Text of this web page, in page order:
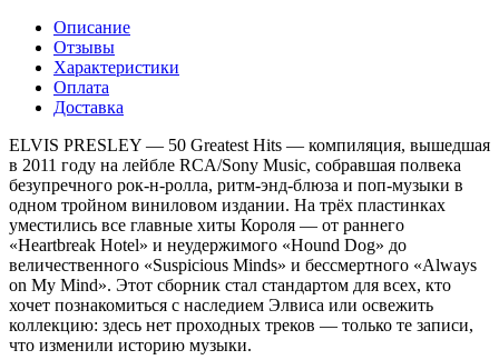
Описание
Отзывы
Характеристики
Оплата
Доставка
ELVIS PRESLEY — 50 Greatest Hits — компиляция, вышедшая
в 2011 году на лейбле RCA/Sony Music, собравшая полвека
безупречного рок-н-ролла, ритм-энд-блюза и поп-музыки в
одном тройном виниловом издании. На трёх пластинках
уместились все главные хиты Короля — от раннего
«Heartbreak Hotel» и неудержимого «Hound Dog» до
величественного «Suspicious Minds» и бессмертного «Always
on My Mind». Этот сборник стал стандартом для всех, кто
хочет познакомиться с наследием Элвиса или освежить
коллекцию: здесь нет проходных треков — только те записи,
что изменили историю музыки.